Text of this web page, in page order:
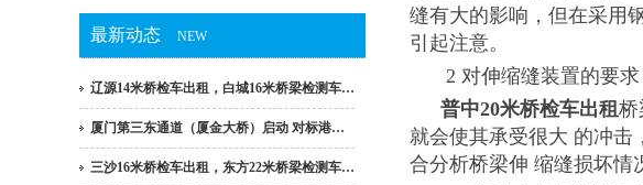
最新动态 NEW
辽源14米桥检车出租，白城16米桥梁检测车…
厦门第三东通道（厦金大桥）启动 对标港…
三沙16米桥检车出租，东方22米桥梁检测车…
缝有大的影响，但在采用
引起注意。
2 对伸缩缝装置的要求
普中20米桥检车出租桥
就会使其承受很大 的冲击
合分析桥梁伸 缩缝损坏情